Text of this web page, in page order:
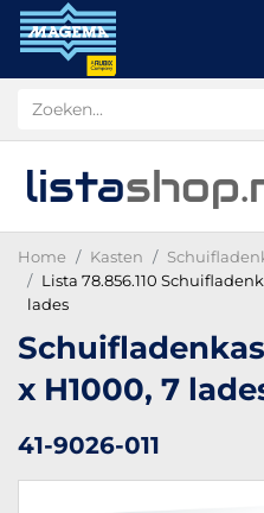
listashop
Home Kasten
Lista 78.856.110
lades
x H1000, 7
41-9026-011